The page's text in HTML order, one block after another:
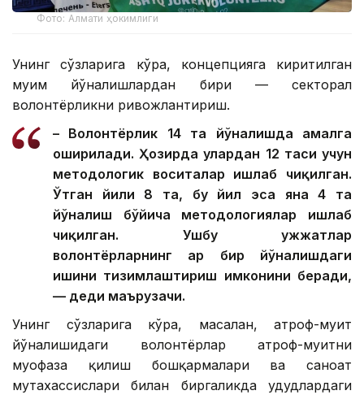
Фото: Алмати ҳокимлиги
Унинг сўзларига кўра, концепцияга киритилган
муҳим йўналишлардан бири — секторал
волонтёрликни ривожлантириш.
– Волонтёрлик 14 та йўналишда амалга
оширилади. Ҳозирда улардан 12 таси учун
методологик воситалар ишлаб чиқилган.
Ўтган йили 8 та, бу йил эса яна 4 та
йўналиш бўйича методологиялар ишлаб
чиқилган. Ушбу ҳужжатлар
волонтёрларнинг ҳар бир йўналишдаги
ишини тизимлаштириш имконини беради,
— деди маърузачи.
Унинг сўзларига кўра, масалан, атроф-муҳит
йўналишидаги волонтёрлар атроф-муҳитни
муҳофаза қилиш бошқармалари ва саноат
мутахассислари билан биргаликда ҳудудлардаги